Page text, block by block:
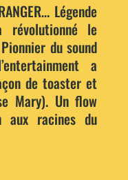
Légende
le
du sound
a
de toaster et
Mary). Un flow
aux racines du